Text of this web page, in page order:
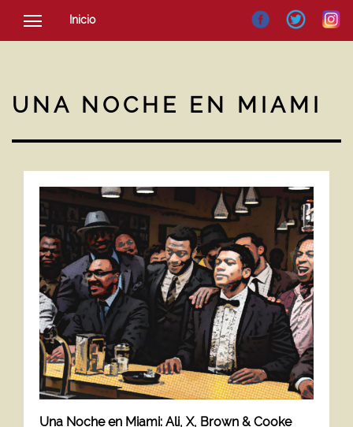
Inicio
SOCIEDAD
NOTICIAS
UNA NOCHE EN MIAMI
Una Noche en Miami: Ali, X, Brown & Cooke